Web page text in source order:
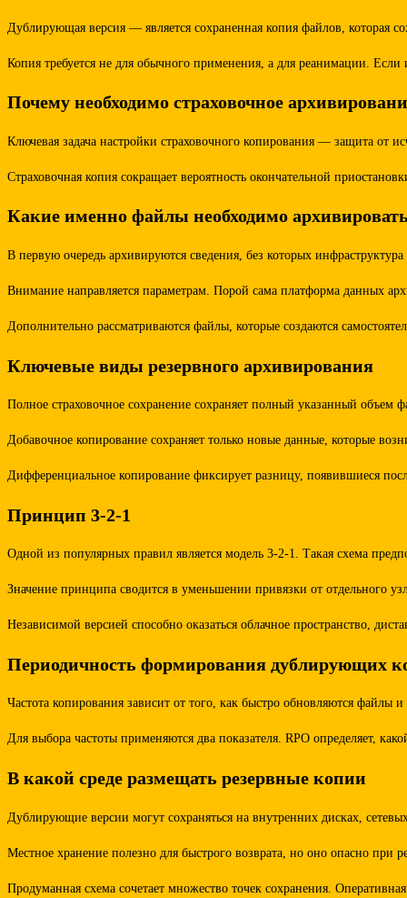
Дублирующая версия — является сохраненная копия файлов, которая
Копия требуется не для обычного применения, а для реанимации.
Почему необходимо страховочное
Ключевая задача настройки страховочного копирования — защита от
Страховочная копия сокращает вероятность окончательной
Какие именно файлы необходимо
В первую очередь архивируются сведения, без которых
Внимание направляется параметрам. Порой сама платформа данных
Дополнительно рассматриваются файлы, которые создаются
Ключевые виды резервного архивирования
Полное страховочное сохранение сохраняет полный указанный
Добавочное копирование сохраняет только новые данные, которые
Дифференциальное копирование фиксирует разницу, появившиеся
Принцип 3-2-1
Одной из популярных правил является модель 3-2-1. Такая схема
Значение принципа сводится в уменьшении привязки от отдельного
Независимой версией способно оказаться облачное пространство,
Периодичность формирования дублирующих
Частота копирования зависит от того, как быстро обновляются
Для выбора частоты применяются два показателя. RPO определяет,
В какой среде размещать резервные копии
Дублирующие версии могут сохраняться на внутренних дисках,
Местное хранение полезно для быстрого возврата, но оно опасно при
Продуманная схема сочетает множество точек сохранения.